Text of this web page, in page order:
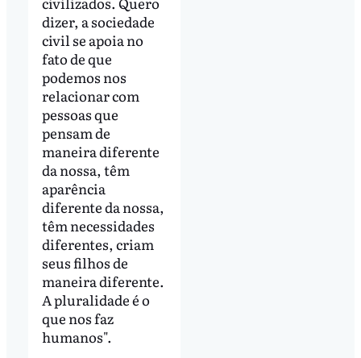
dizer, a sociedade
civil se apoia no
fato de que
podemos nos
relacionar com
pessoas que
pensam de
maneira diferente
da nossa, têm
aparência
diferente da nossa,
têm necessidades
diferentes, criam
seus filhos de
maneira diferente.
A pluralidade é o
que nos faz
humanos".